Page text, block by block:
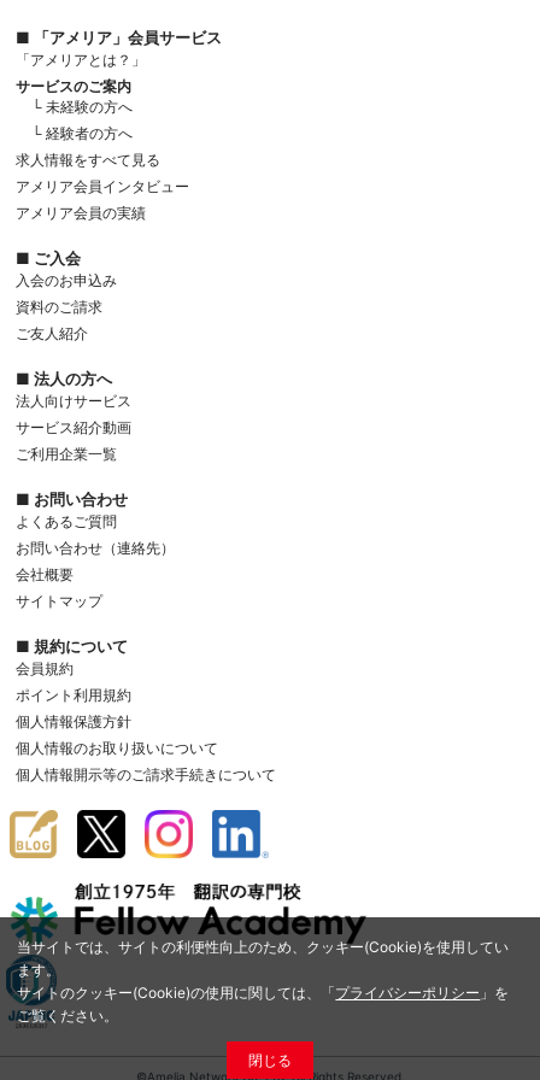
当サイトでは、サイトの利便性向上のため、クッキー(Cookie)を使用してい
ます。
サイトのクッキー(Cookie)の使用に関しては、「プライバシーポリシー 」を
ご覧ください。
閉じる
■ 「アメリア」会員サービス
「アメリアとは？」
サービスのご案内
└ 未経験の方へ
└ 経験者の方へ
求人情報をすべて見る
アメリア会員インタビュー
アメリア会員の実績
■ ご入会
入会のお申込み
資料のご請求
ご友人紹介
■ 法人の方へ
法人向けサービス
サービス紹介動画
ご利用企業一覧
■ お問い合わせ
よくあるご質問
お問い合わせ（連絡先）
会社概要
サイトマップ
■ 規約について
会員規約
ポイント利用規約
個人情報保護方針
個人情報のお取り扱いについて
個人情報開示等のご請求手続きについて
©Amelia Network Co.,Ltd. All Rights Reserved.